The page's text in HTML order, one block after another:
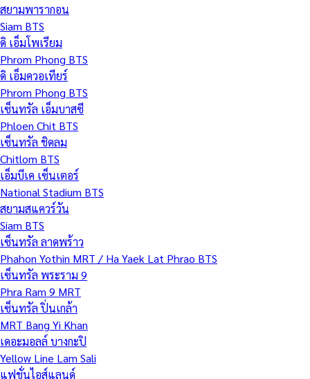
สยามพารากอน
Siam BTS
ดิ เอ็มโพเรียม
Phrom Phong BTS
ดิ เอ็มควอเทียร์
Phrom Phong BTS
เซ็นทรัล เอ็มบาสซี
Phloen Chit BTS
เซ็นทรัล ชิดลม
Chitlom BTS
เอ็มบีเค เซ็นเตอร์
National Stadium BTS
สยามสแควร์วัน
Siam BTS
เซ็นทรัล ลาดพร้าว
Phahon Yothin MRT / Ha Yaek Lat Phrao BTS
เซ็นทรัล พระราม 9
Phra Ram 9 MRT
เซ็นทรัล ปิ่นเกล้า
MRT Bang Yi Khan
เดอะมอลล์ บางกะปิ
Yellow Line Lam Sali
แฟชั่นไอส์แลนด์